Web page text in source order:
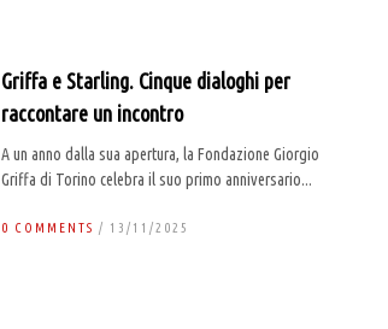
Griffa e Starling. Cinque dialoghi per
raccontare un incontro
A un anno dalla sua apertura, la Fondazione Giorgio
Griffa di Torino celebra il suo primo anniversario...
0 COMMENTS / 13/11/2025